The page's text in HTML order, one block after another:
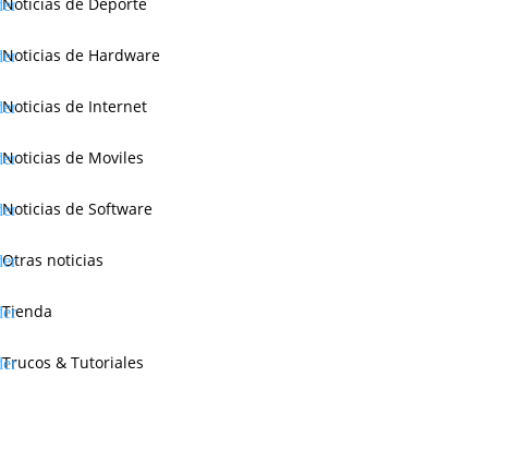
Noticias de Hardware
Noticias de Internet
Noticias de Moviles
Noticias de Software
Otras noticias
Tienda
Trucos & Tutoriales